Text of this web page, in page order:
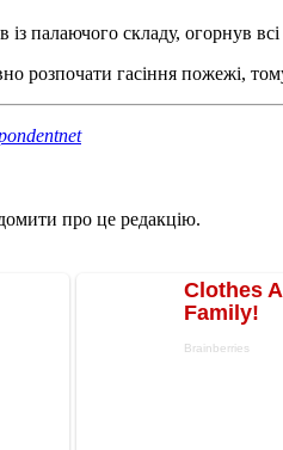
палаючого складу, огорнув всі
розпочати гасіння пожежі,
про це редакцію.